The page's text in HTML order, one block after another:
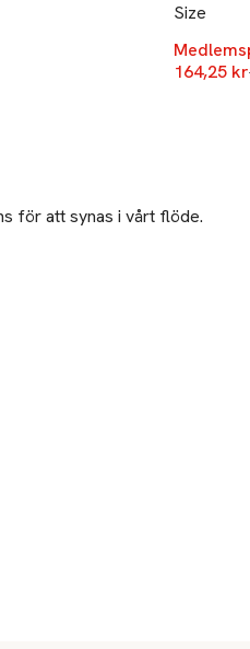
Size
164,25 kr
för att synas i vårt flöde.